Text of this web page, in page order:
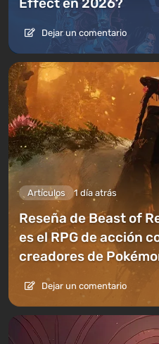
Effect en 2026?
Dejar un comentario
Artículos 1 día atrás
Reseña de Beast of
es el RPG de acción
creadores de
Dejar un comentario